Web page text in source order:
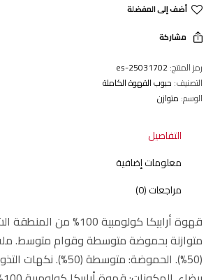
أضف إلى المفضلة
مشاركة
رمز المنتج:25031702-es
التصنيف: حبوب القهوة الكاملة
الوسم: متوازن
التفاصيل
معلومات إضافية
مراجعات (0)
قهوة أرابيكا كولومبية 100%
متوازنة بحموضة متوسطة وقوام متوسط.
(50%). الحموضة: متوسطة